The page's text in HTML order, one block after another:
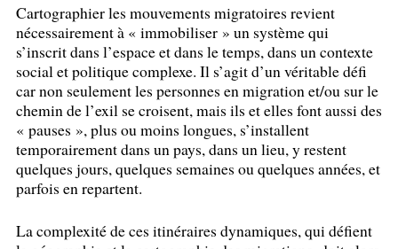
Cartographier les mouvements migratoires revient
nécessairement à « immobiliser » un système qui
s’inscrit dans l’espace et dans le temps, dans un contexte
social et politique complexe. Il s’agit d’un véritable défi
car non seulement les personnes en migration et/ou sur le
chemin de l’exil se croisent, mais ils et elles font aussi des
« pauses », plus ou moins longues, s’installent
temporairement dans un pays, dans un lieu, y restent
quelques jours, quelques semaines ou quelques années, et
parfois en repartent.
La complexité de ces itinéraires dynamiques, qui défient